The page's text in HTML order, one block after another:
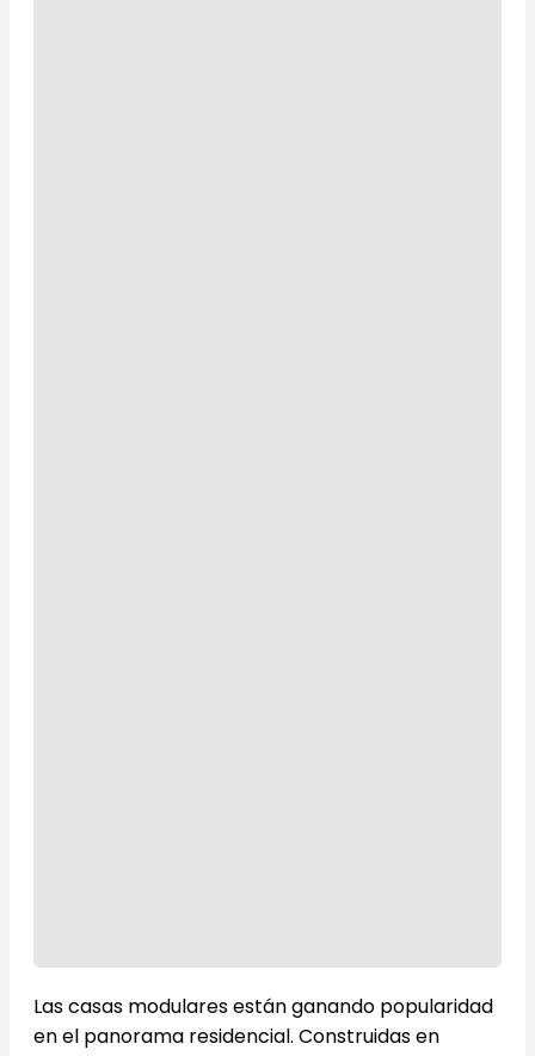
Las casas modulares están ganando popularidad
en el panorama residencial. Construidas en